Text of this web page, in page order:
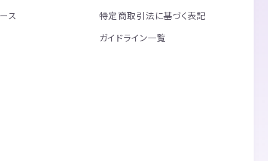
ス
特定商取引法に基づく表記
ガイドライン一覧